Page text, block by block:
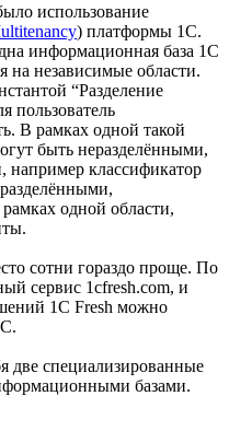
использование
) платформы 1С.
информационная база 1С
на независимые области.
“Разделение
пользователь
В рамках одной такой
быть неразделёнными,
например классификатор
одной области,
сотни гораздо проще. По
сервис 1cfresh.com, и
1С Fresh можно
две специализированные
базами.